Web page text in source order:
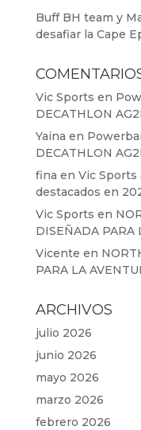
Buff BH team y
desafiar la Cape
Vic Sports en
DECATHLON
Yaina en
DECATHLON
fina en Vic Sports
destacados en
Vic Sports en
DISEÑADA PARA
Vicente en
PARA LA
ARCHIVOS
julio 2026
junio 2026
mayo 2026
marzo 2026
febrero 2026